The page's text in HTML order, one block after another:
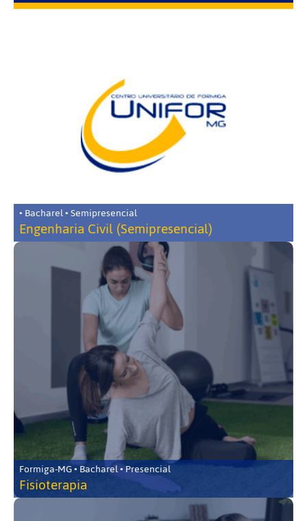
• Bacharel • Semipresencial
Engenharia Civil (Semipresencial)
Formiga-MG • Bacharel • Presencial
Fisioterapia